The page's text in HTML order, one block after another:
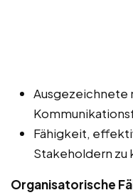
Ausgezeichnete
Fähigkeit,
Stakeholdern zu
Organisatorische